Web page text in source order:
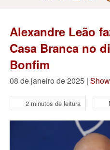
Alexandre Leão
Casa Branca no
Bonfim
08 de janeiro de 2025 | Show
2 minutos de leitura